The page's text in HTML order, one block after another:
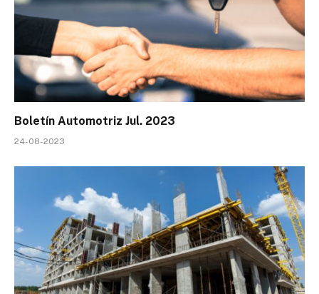
Boletín Automotriz Jul. 2023
24-08-2023